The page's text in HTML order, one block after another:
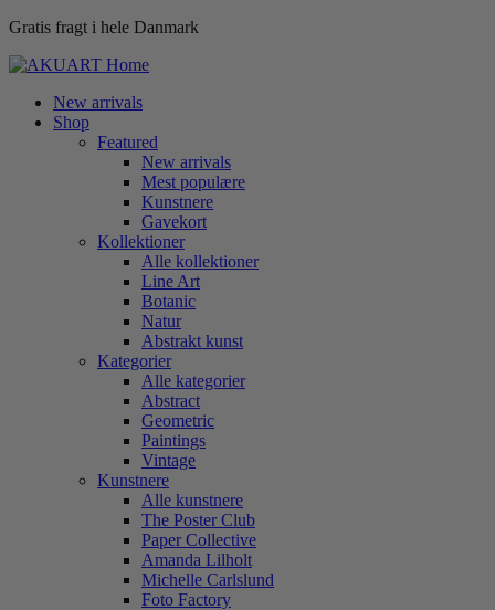
Gratis fragt i hele Danmark
New arrivals
Shop
Featured
New arrivals
Mest populære
Kunstnere
Gavekort
Kollektioner
Alle kollektioner
Line Art
Botanic
Natur
Abstrakt kunst
Kategorier
Alle kategorier
Abstract
Geometric
Paintings
Vintage
Kunstnere
Alle kunstnere
The Poster Club
Paper Collective
Amanda Lilholt
Michelle Carlslund
Foto Factory